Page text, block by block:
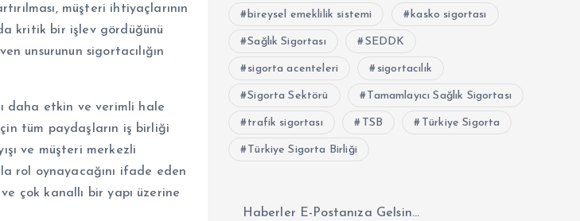
müşteri ihtiyaçlarının
kritik bir işlev gördüğünü
unsurunun sigortacılığın
daha etkin ve verimli hale
tüm paydaşların iş birliği
ve müşteri merkezli
rol oynayacağını ifade eden
çok kanallı bir yapı üzerine
bireysel emeklilik sistemi kasko sigortası
Sağlık Sigortası SEDDK
sigorta acenteleri sigortacılık
Sigorta Sektörü Tamamlayıcı Sağlık Sigortası
trafik sigortası TSB Türkiye Sigorta
Türkiye Sigorta Birliği
Haberler E-Postanıza Gelsin...